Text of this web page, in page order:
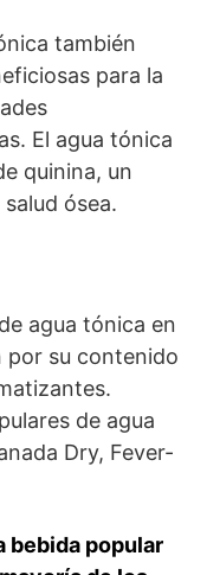
también
para la
El agua tónica
quinina, un
ósea.
agua tónica en
por su contenido
de agua
Dry, Fever-
bebida popular